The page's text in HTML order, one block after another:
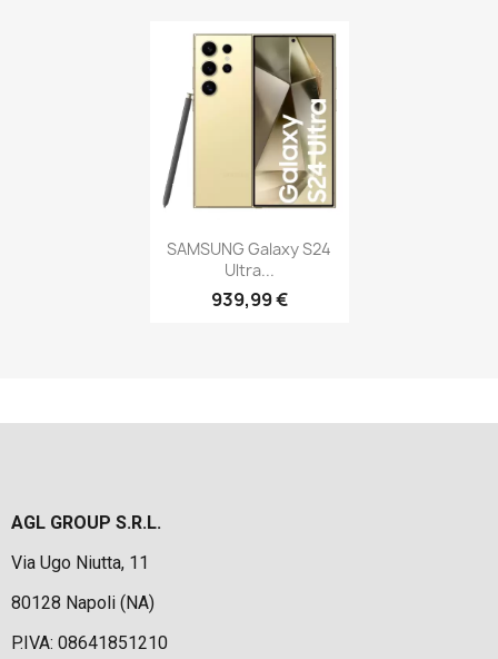
SAMSUNG Galaxy S24
Ultra...
939,99 €
AGL GROUP S.R.L.
Via Ugo Niutta, 11
80128 Napoli (NA)
P.IVA: 08641851210